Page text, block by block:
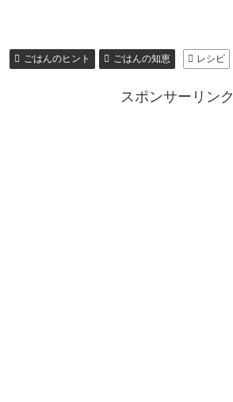
ごはんのヒント ごはんの知恵 レシピ
スポンサーリンク